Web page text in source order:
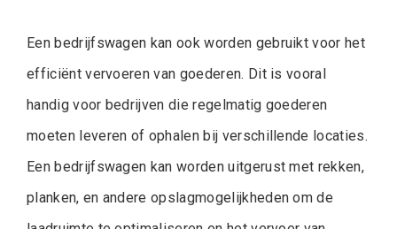
Een bedrijfswagen kan ook worden gebruikt voor het
efficiënt vervoeren van goederen. Dit is vooral
handig voor bedrijven die regelmatig goederen
moeten leveren of ophalen bij verschillende locaties.
Een bedrijfswagen kan worden uitgerust met rekken,
planken, en andere opslagmogelijkheden om de